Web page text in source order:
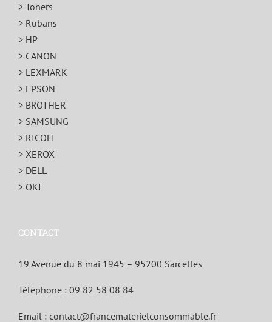
> Toners
> Rubans
> HP
> CANON
> LEXMARK
> EPSON
> BROTHER
> SAMSUNG
> RICOH
> XEROX
> DELL
> OKI
CONTACT
19 Avenue du 8 mai 1945 – 95200 Sarcelles
Téléphone : 09 82 58 08 84
Email : contact@francematerielconsommable.fr